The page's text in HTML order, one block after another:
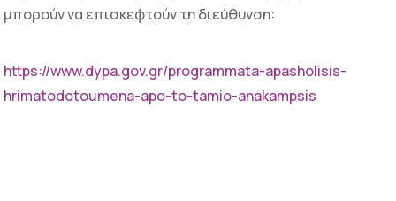
μπορούν να επισκεφτούν τη διεύθυνση:
https://www.dypa.gov.gr/programmata-apasholisis-
hrimatodotoumena-apo-to-tamio-anakampsis